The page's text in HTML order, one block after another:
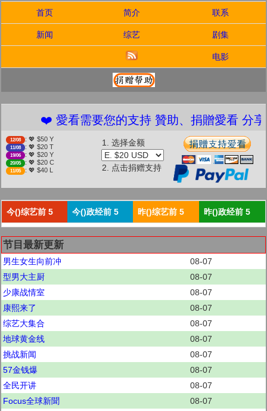
首页 简介 联系
新闻 综艺 剧集
电影
❤️ 愛看需要您的支持 贊助、捐贈愛看 分享、
12/08 : 💖 $50 Y
11/08 : 💖 $20 T
19/06 : 💖 $20 Y
20/05 : 💖 $20 C
11/05 : 💖 $40 L
1. 选择金额
2. 点击捐赠支持
今()综艺前 5 今()政经前 5 昨()综艺前 5 昨()政经前 5
节目最新更新
男生女生向前冲
08-07
型男大主厨
08-07
少康战情室
08-07
康熙来了
08-07
综艺大集合
08-07
地球黄金线
08-07
挑战新闻
08-07
57金钱爆
08-07
全民开讲
08-07
Focus全球新聞
08-07